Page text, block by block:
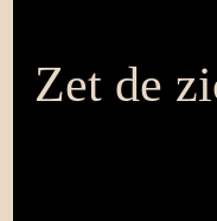
Zet de